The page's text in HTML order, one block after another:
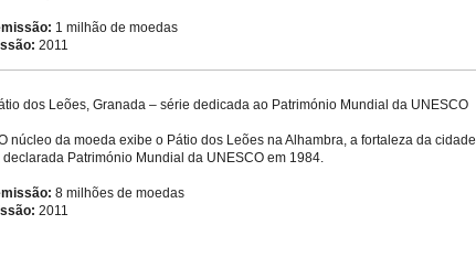
1 milhão de moedas
2011
dos Leões, Granada – série dedicada ao Património Mundial da UNESCO
núcleo da moeda exibe o Pátio dos Leões na Alhambra, a fortaleza da cidade
Património Mundial da UNESCO em 1984.
8 milhões de moedas
2011